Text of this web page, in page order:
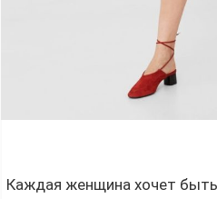
Каждая женщина хочет